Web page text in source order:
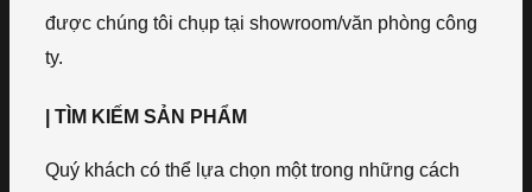
được chúng tôi chụp tại showroom/văn phòng công
ty.
| TÌM KIẾM SẢN PHẨM
Quý khách có thể lựa chọn một trong những cách